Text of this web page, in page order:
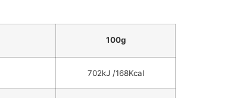
100g
702kJ /168Kcal